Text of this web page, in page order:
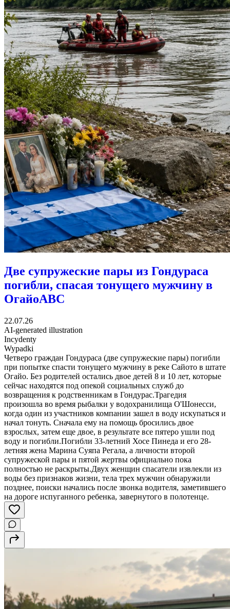
Две супружеские пары из Гондураса
погибли, спасая тонущего мужчину в
ОгайоABC
22.07.26
AI-generated illustration
Incydenty
Wypadki
Четверо граждан Гондураса (две супружеские пары) погибли
при попытке спасти тонущего мужчину в реке Сайото в штате
Огайо. Без родителей остались двое детей 8 и 10 лет, которые
сейчас находятся под опекой социальных служб до
возвращения к родственникам в Гондурас.Трагедия
произошла во время рыбалки у водохранилища О'Шонесси,
когда один из участников компании зашел в воду искупаться и
начал тонуть. Сначала ему на помощь бросились двое
взрослых, затем еще двое, в результате все пятеро ушли под
воду и погибли.Погибли 33-летний Хосе Пинеда и его 28-
летняя жена Марина Суяпа Регала, а личности второй
супружеской пары и пятой жертвы официально пока
полностью не раскрыты.Двух женщин спасатели извлекли из
воды без признаков жизни, тела трех мужчин обнаружили
позднее, поиски начались после звонка водителя, заметившего
на дороге испуганного ребенка, завернутого в полотенце.